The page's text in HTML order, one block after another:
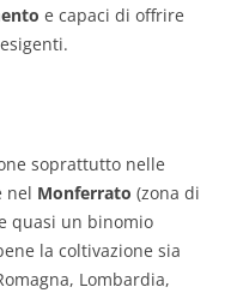
e capaci di offrire
soprattutto nelle
nel Monferrato (zona di
quasi un binomio
la coltivazione sia
Lombardia,